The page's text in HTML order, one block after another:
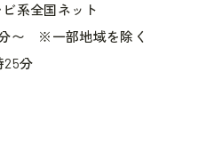
ビ系全国ネット
※一部地域を除く
25分